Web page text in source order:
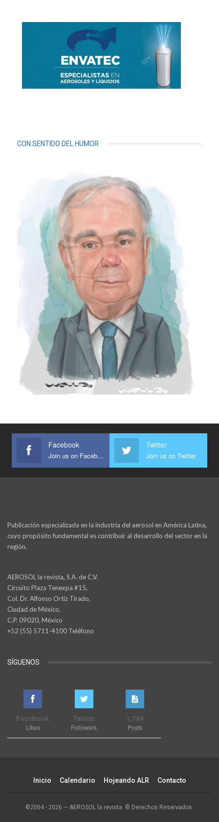
CON SENTIDO DEL HUMOR
Facebook
Join us on Facebook
Twitter
Join us on Twitter
Publicación especializada en la industria del aerosol en América Latina,
cuyo propósito fundamental es contribuir al desarrollo del sector en la
región.
AEROSOL la revista, S.A. de C.V.
Circuito Plaza Tenexpa #15,
Col. Dr. Alfonso Ortiz Tirado,
Ciudad de México,
C.P. 09020, México
+52 (55) 5711-4100 Teléfono
SÍGUENOS
Facebook
Likes
Twitter
Followers
1,794
Posts
Inicio Calendario Hojeando ALR Contacto
©2004 - 2026 — AEROSOL la revista. © Derechos Reservados.